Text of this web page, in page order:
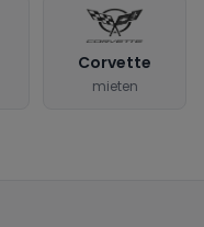
Corvette
mieten